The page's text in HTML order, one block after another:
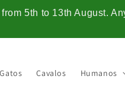
5th to 13th August.
Gatos Cavalos Humanos